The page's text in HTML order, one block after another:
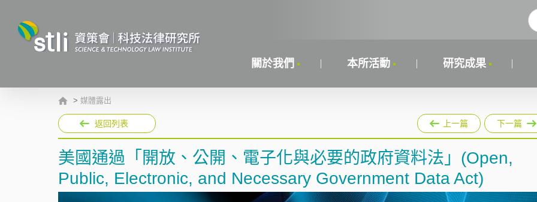
關於我們 本所活動 研究成果
> 媒體露出
返回列表 上一篇 下一篇
美國通過「開放、公開、電子化與必要的政府資料法」(Open,
Public, Electronic, and Necessary Government Data Act)